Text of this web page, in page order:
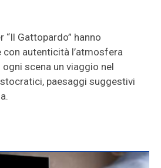
“Il Gattopardo” hanno
autenticità l’atmosfera
ogni scena un viaggio nel
paesaggi suggestivi